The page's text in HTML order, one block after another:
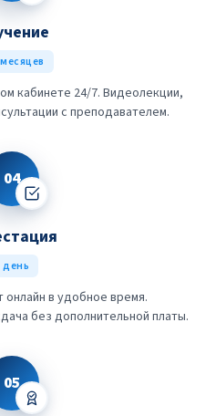
кабинете 24/7. Видеолекции,
с преподавателем.
04
день
онлайн в удобное время.
без дополнительной платы.
05